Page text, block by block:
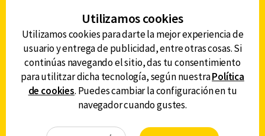
AVISO DE PRIVACIDAD
AVISO LEGAL
DEFENSORÍA DE LAS AUDIENCIAS
DESCARGA LA APP DE CANAL 6
Utilizamos cookies
Utilizamos cookies para darte la mejor experiencia de
usuario y entrega de publicidad, entre otras cosas. Si
continúas navegando el sitio, das tu consentimiento
para utilitzar dicha tecnología, según nuestraPolítica
de cookies. Puedes cambiar la configuración en tu
navegador cuando gustes.